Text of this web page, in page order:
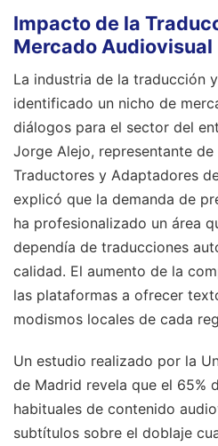
Impacto de la
Mercado Audiovisual
La industria de la traducción
identificado un nicho de
diálogos para el sector del
Jorge Alejo, representante
Traductores y Adaptadores
explicó que la demanda de
ha profesionalizado un área
dependía de traducciones
calidad. El aumento de la
las plataformas a ofrecer
modismos locales de cada
Un estudio realizado por la
de Madrid revela que el 65%
habituales de contenido
subtítulos sobre el doblaje